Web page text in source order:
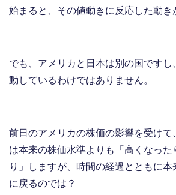
始まると、その値動きに反応した動き
でも、アメリカと日本は別の国ですし
動しているわけではありません。
前日のアメリカの株価の影響を受けて
は本来の株価水準よりも「高くなった
り」しますが、時間の経過とともに
に戻るのでは？